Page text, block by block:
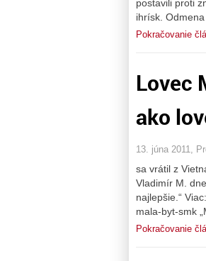
postavili proti
ihrísk.
Pokračovanie
Lovec
ako
13. júna 2011,
sa vrátil z
Vladimír M.
najlepšie.“
mala-byt-smk
Pokračovanie